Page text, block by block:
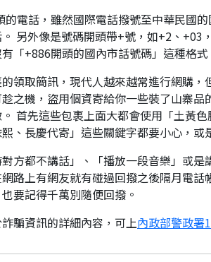
的電話，雖然國際電話撥號至中華民國
另外像是號碼開頭帶+號，如+2、
「+886開頭的國內市話號碼」這種格式
領取簡訊，現代人越來越常進行網購
之機，盜用個資寄給你一些裝了山寨
首先這些包裹上面大都會使用「土黃
、長慶代寄」這些關鍵字都要小心，
對方都不講話」、「播放一段音樂」或
路上有網友就有碰過回撥之後隔月電
要記得千萬別隨便回撥。
騙資訊的詳細內容，可上內政部警政署